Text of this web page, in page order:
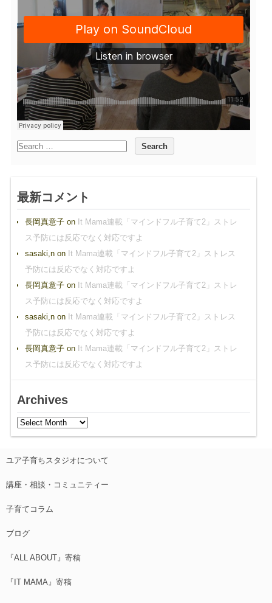
最新コメント
長岡真意子on It Mama連載「マインドフル子育て2」ストレ
ス予防には反応でなく対応ですよ
sasaki,non It Mama連載「マインドフル子育て2」ストレス
予防には反応でなく対応ですよ
長岡真意子on It Mama連載「マインドフル子育て2」ストレ
ス予防には反応でなく対応ですよ
sasaki,non It Mama連載「マインドフル子育て2」ストレス
予防には反応でなく対応ですよ
長岡真意子on It Mama連載「マインドフル子育て2」ストレ
ス予防には反応でなく対応ですよ
Archives
ユア子育ちスタジオについて
講座・相談・コミュニティー
子育てコラム
ブログ
『ALL ABOUT』寄稿
『IT MAMA』寄稿